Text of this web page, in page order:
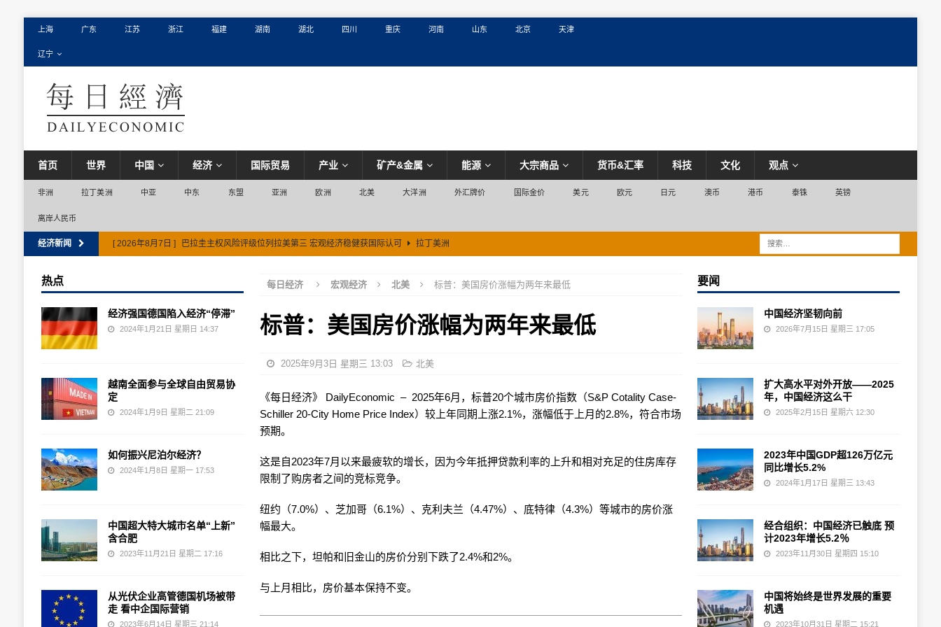
上海 广东 江苏 浙江 福建 湖南 湖北 四川 重庆 河南 山东 北京 天津
辽宁
首页 世界 中国 经济 国际贸易 产业 矿产&金属 能源 大宗商品 货币&汇率 科技 文化 观点
非洲 拉丁美洲 中亚 中东 东盟 亚洲 欧洲 北美 大洋洲 外汇牌价 国际金价 美元 欧元 日元 澳币 港币 泰铢 英镑
离岸人民币
经济新闻 [ 2026年8月7日 ] 巴拉圭主权风险评级位列拉美第三 宏观经济稳健获国际认可 拉丁美洲
每日经济 宏观经济 北美 标普：美国房价涨幅为两年来最低
标普：美国房价涨幅为两年来最低
2025年9月3日 星期三 13:03 北美
《每日经济》 DailyEconomic – 2025年6月，标普20个城市房价指数（S&P Cotality Case-
Schiller 20-City Home Price Index）较上年同期上涨2.1%，涨幅低于上月的2.8%，符合市场
预期。
这是自2023年7月以来最疲软的增长，因为今年抵押贷款利率的上升和相对充足的住房库存
限制了购房者之间的竞标竞争。
纽约（7.0%）、芝加哥（6.1%）、克利夫兰（4.47%）、底特律（4.3%）等城市的房价涨
幅最大。
相比之下，坦帕和旧金山的房价分别下跌了2.4%和2%。
与上月相比，房价基本保持不变。
热点
经济强国德国陷入经济“停滞”
2024年1月21日 星期日 14:37
越南全面参与全球自由贸易协
定
2024年1月9日 星期二 21:09
如何振兴尼泊尔经济？
2024年1月8日 星期一 17:53
中国超大特大城市名单“上新”
含合肥
2023年11月21日 星期二 17:16
从光伏企业高管德国机场被带
走 看中企国际营销
2023年6月14日 星期三 21:14
要闻
中国经济坚韧向前
2026年7月15日 星期三 17:05
扩大高水平对外开放——2025
年，中国经济这么干
2025年2月15日 星期六 12:30
2023年中国GDP超126万亿元
同比增长5.2%
2024年1月17日 星期三 13:43
经合组织：中国经济已触底 预
计2023年增长5.2％
2023年11月30日 星期四 15:10
中国将始终是世界发展的重要
机遇
2023年10月31日 星期二 15:21